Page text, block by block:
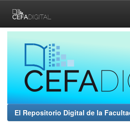
navigation
El Repositorio Digital de la